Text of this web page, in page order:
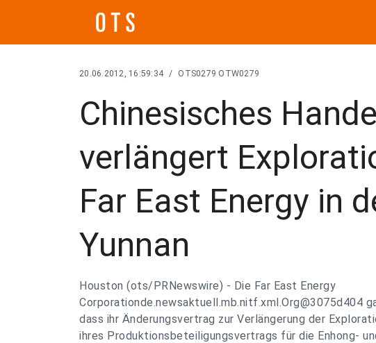
20.06.2012, 16:59:34 / OTS0279 OTW0279
Chinesisches
verlängert
Far East Energy in
Yunnan
Houston (ots/PRNewswire) - Die Far East Energy
Corporationde.newsaktuell.mb.nitf.xml.Org@3075d404
dass ihr Änderungsvertrag zur Verlängerung der
ihres Produktionsbeteiligungsvertrags für die Enhong-